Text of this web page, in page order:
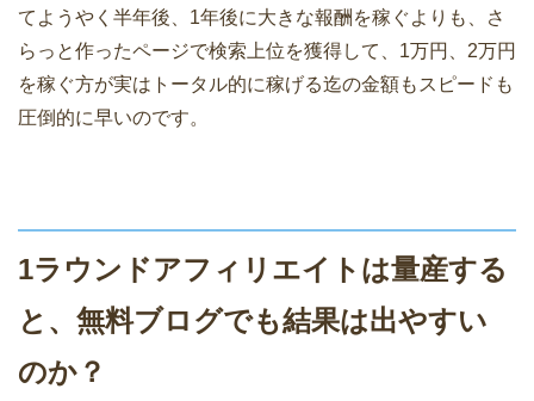
てようやく半年後、1年後に大きな報酬を稼ぐよりも、さ
らっと作ったページで検索上位を獲得して、1万円、2万円
を稼ぐ方が実はトータル的に稼げる迄の金額もスピードも
圧倒的に早いのです。
1ラウンドアフィリエイトは量産する
と、無料ブログでも結果は出やすい
のか？